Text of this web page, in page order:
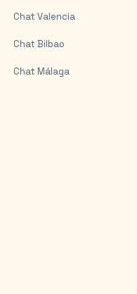
Chat Valencia
Chat Bilbao
Chat Málaga